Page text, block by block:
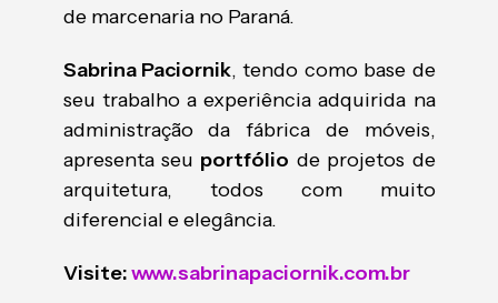
de marcenaria no Paraná.
Sabrina Paciornik, tendo como base de
seu trabalho a experiência adquirida na
administração da fábrica de móveis,
apresenta seu portfólio de projetos de
arquitetura, todos com muito
diferencial e elegância.
Visite:www.sabrinapaciornik.com.br